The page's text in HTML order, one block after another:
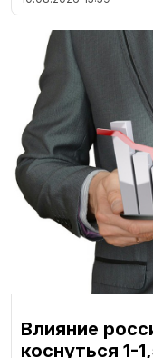
Влияние
коснуться 1-